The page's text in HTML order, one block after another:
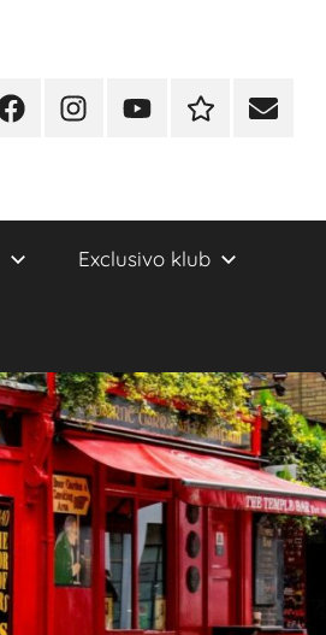
Instagram
YT
Redakční
E-
Exclusivo klub